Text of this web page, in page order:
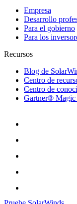
Empresa
Desarrollo
Para el gobierno
Para los
Recursos
Blog de
Centro de
Centro de
Gartner®